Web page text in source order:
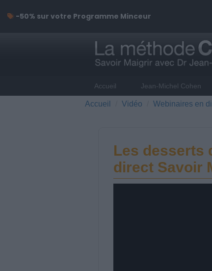
Accueil Jean-Michel Cohen
Accueil Vidéo Webinaires en
Les desserts
direct Savoir
-50% sur votre Programme Minceur